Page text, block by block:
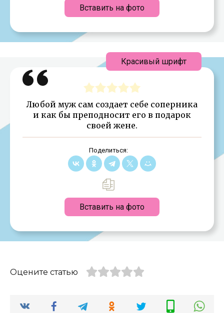
Вставить на фото
Любой муж сам создает себе соперника
и как бы преподносит его в подарок
своей жене.
Поделиться:
Вставить на фото
Красивый шрифт
Оцените статью